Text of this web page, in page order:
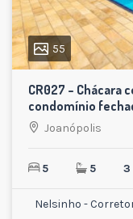
55
CR027 – Chácara
condomínio
Joanópolis
5 5 3
Nelsinho -